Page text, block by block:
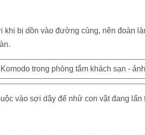
bị dồn vào đường cùng, nên đoàn
vào sợi dây để nhử con vật đang